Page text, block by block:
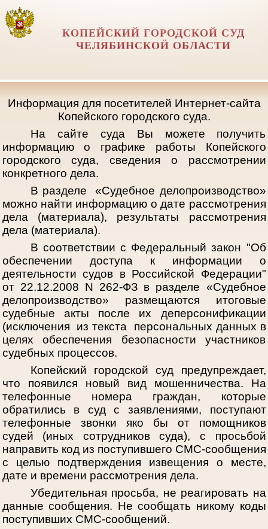
КОПЕЙСКИЙ ГОРОДСКОЙ СУД
ЧЕЛЯБИНСКОЙ ОБЛАСТИ
Информация для посетителей Интернет-сайта
Копейского городского суда.
На сайте суда Вы можете получить
информацию о графике работы Копейского
городского суда, сведения о рассмотрении
конкретного дела.
В разделе «Судебное делопроизводство»
можно найти информацию о дате рассмотрения
дела (материала), результаты рассмотрения
дела (материала).
В соответствии с Федеральный закон "Об
обеспечении доступа к информации о
деятельности судов в Российской Федерации"
от 22.12.2008 N 262-ФЗ в разделе «Судебное
делопроизводство» размещаются итоговые
судебные акты после их деперсонификации
(исключения из текста персональных данных в
целях обеспечения безопасности участников
судебных процессов.
Копейский городской суд предупреждает,
что появился новый вид мошенничества. На
телефонные номера граждан, которые
обратились в суд с заявлениями, поступают
телефонные звонки яко бы от помощников
судей (иных сотрудников суда), с просьбой
направить код из поступившего СМС-сообщения
с целью подтверждения извещения о месте,
дате и времени рассмотрения дела.
Убедительная просьба, не реагировать на
данные сообщения. Не сообщать никому коды
поступивших СМС-сообщений.